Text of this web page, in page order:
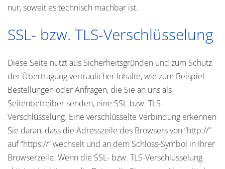
nur, soweit es technisch machbar ist.
SSL- bzw. TLS-Verschlüsselung
Diese Seite nutzt aus Sicherheitsgründen und zum Schutz
der Übertragung vertraulicher Inhalte, wie zum Beispiel
Bestellungen oder Anfragen, die Sie an uns als
Seitenbetreiber senden, eine SSL-bzw. TLS-
Verschlüsselung. Eine verschlüsselte Verbindung erkennen
Sie daran, dass die Adresszeile des Browsers von “http://”
auf “https://” wechselt und an dem Schloss-Symbol in Ihrer
Browserzeile. Wenn die SSL- bzw. TLS-Verschlüsselung